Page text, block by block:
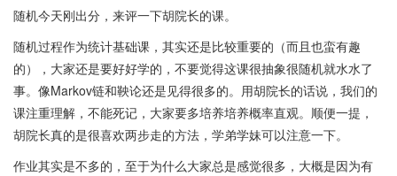
随机今天刚出分，来评一下胡院长的课。
随机过程作为统计基础课，其实还是比较重要的（而且也蛮有趣
的），大家还是要好好学的，不要觉得这课很抽象很随机就水水了
事。像Markov链和鞅论还是见得很多的。用胡院长的话说，我们的
课注重理解，不能死记，大家要多培养培养概率直观。顺便一提，
胡院长真的是很喜欢两步走的方法，学弟学妹可以注意一下。
作业其实是不多的，至于为什么大家总是感觉很多，大概是因为有